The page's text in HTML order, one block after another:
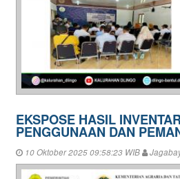
EKSPOSE HASIL
PENGGUNAAN DAN
10 Oktober 2025 09:58:23 WIB